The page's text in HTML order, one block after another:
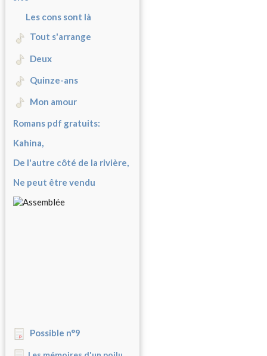
Les cons sont là
Tout s'arrange
Deux
Quinze-ans
Mon amour
Romans pdf gratuits:
Kahina,
De l'autre côté de la rivière,
Ne peut être vendu
Possible n°9